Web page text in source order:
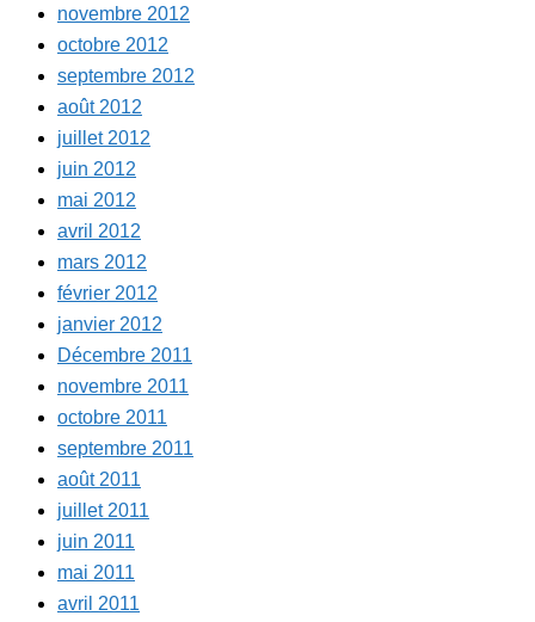
novembre 2012
octobre 2012
septembre 2012
août 2012
juillet 2012
juin 2012
mai 2012
avril 2012
mars 2012
février 2012
janvier 2012
Décembre 2011
novembre 2011
octobre 2011
septembre 2011
août 2011
juillet 2011
juin 2011
mai 2011
avril 2011